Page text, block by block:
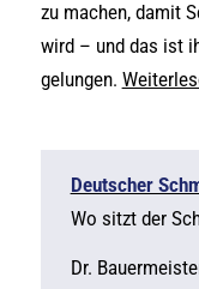
zu machen, damit
wird – und das ist
gelungen.
Deutscher
Wo sitzt der
Dr.